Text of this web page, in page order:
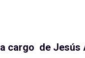
cargo de Jesús